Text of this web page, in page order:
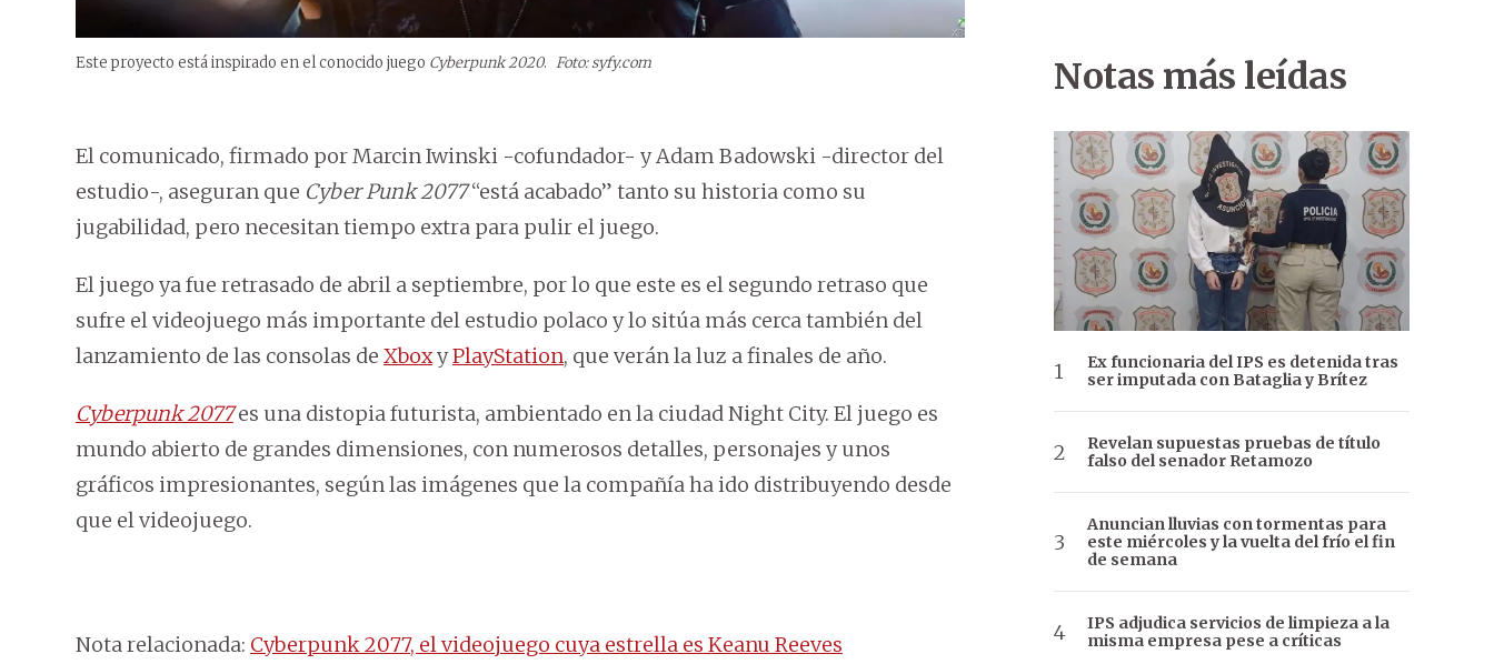
Este proyecto está inspirado en el conocido juego Cyberpunk 2020. Foto: syfy.com
El comunicado, firmado por Marcin Iwinski -cofundador- y Adam Badowski -director del
estudio-, aseguran que Cyber Punk 2077“está acabado” tanto su historia como su
jugabilidad, pero necesitan tiempo extra para pulir el juego.
El juego ya fue retrasado de abril a septiembre, por lo que este es el segundo retraso que
sufre el videojuego más importante del estudio polaco y lo sitúa más cerca también del
lanzamiento de las consolas de XboxyPlayStation, que verán la luz a finales de año.
Cyberpunk 2077es una distopia futurista, ambientado en la ciudad Night City. El juego es
mundo abierto de grandes dimensiones, con numerosos detalles, personajes y unos
gráficos impresionantes, según las imágenes que la compañía ha ido distribuyendo desde
que el videojuego.
Nota relacionada: Cyberpunk 2077, el videojuego cuya estrella es Keanu Reeves
Notas más leídas
Ex funcionaria del IPS es detenida tras
ser imputada con Bataglia y Brítez
Revelan supuestas pruebas de título
falso del senador Retamozo
Anuncian lluvias con tormentas para
este miércoles y la vuelta del frío el fin
de semana
IPS adjudica servicios de limpieza a la
misma empresa pese a críticas